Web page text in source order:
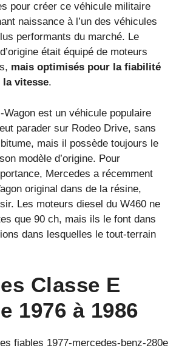
pour créer ce véhicule militaire
naissance à l’un des véhicules
performants du marché. Le
était équipé de moteurs
mais optimisés pour la fiabilité
vitesse.
Wagon est un véhicule populaire
parader sur Rodeo Drive, sans
mais il possède toujours le
modèle d’origine. Pour
Mercedes a récemment
original dans de la résine,
Les moteurs diesel du W460 ne
que 90 ch, mais ils le font dans
dans lesquelles le tout-terrain
Classe E
1976 à 1986